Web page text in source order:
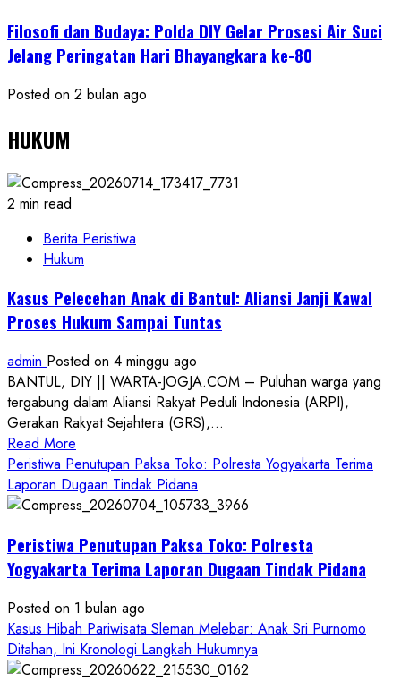
Filosofi dan Budaya: Polda DIY Gelar Prosesi Air Suci
Jelang Peringatan Hari Bhayangkara ke-80
Posted on 2 bulan ago
HUKUM
2 min read
Berita Peristiwa
Hukum
Kasus Pelecehan Anak di Bantul: Aliansi Janji Kawal
Proses Hukum Sampai Tuntas
admin Posted on 4 minggu ago
BANTUL, DIY || WARTA-JOGJA.COM – Puluhan warga yang
tergabung dalam Aliansi Rakyat Peduli Indonesia (ARPI),
Gerakan Rakyat Sejahtera (GRS),...
Read More
more
about
Kasus
Anak
di
Aliansi
Janji
Kawal
Proses
Peristiwa Penutupan Paksa Toko: Polresta Yogyakarta Terima
Laporan Dugaan Tindak Pidana
Peristiwa Penutupan Paksa Toko: Polresta
Yogyakarta Terima Laporan Dugaan Tindak Pidana
Posted on 1 bulan ago
Kasus Hibah Pariwisata Sleman Melebar: Anak Sri Purnomo
Ditahan, Ini Kronologi Langkah Hukumnya